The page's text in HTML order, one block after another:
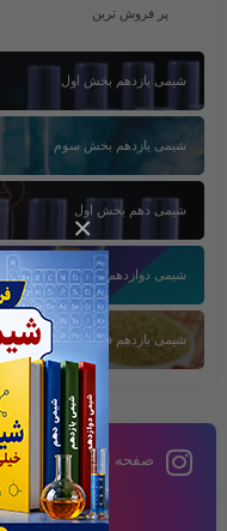
×
پر فروش ترین
شیمی یازدهم بخش اول
شیمی یازدهم بخش سوم
شیمی دهم بخش اول
شیمی دوازدهم بخش سوم
شیمی یازدهم فصل دوم
صفحه اینستاگرام